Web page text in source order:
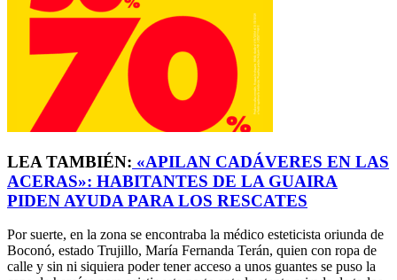
LEA TAMBIÉN: «APILAN CADÁVERES EN LAS
ACERAS»: HABITANTES DE LA GUAIRA
PIDEN AYUDA PARA LOS RESCATES
Por suerte, en la zona se encontraba la médico esteticista oriunda de
Boconó, estado Trujillo, María Fernanda Terán, quien con ropa de
calle y sin ni siquiera poder tener acceso a unos guantes se puso la